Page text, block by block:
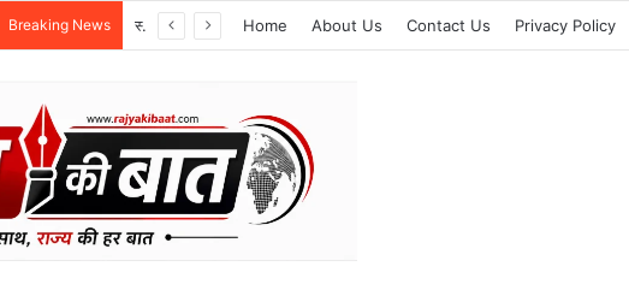
Breaking News 1 सितंबर से शुरू होगा खेल महाकुंभ-2026, चार चरणों में होंगी प्रतियोगिताएं Home About Us Contact Us Privacy Policy